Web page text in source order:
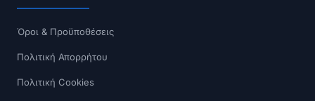
Όροι & Προϋποθέσεις
Πολιτική Απορρήτου
Πολιτική Cookies